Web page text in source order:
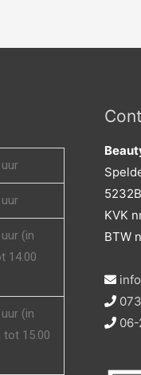
(in
14.00
(in
tot 15.00
KVK
BTW